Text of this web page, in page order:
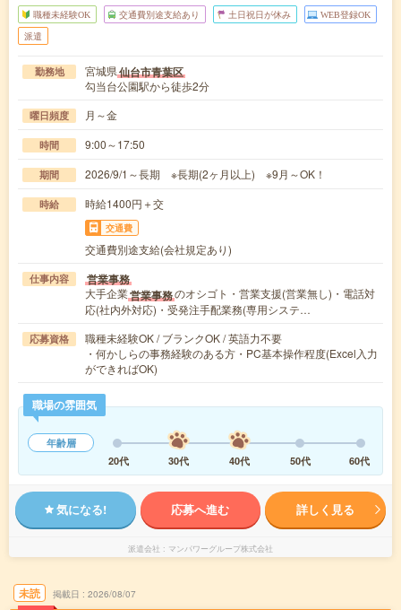
職種未経験OK 交通費別途支給あり 土日祝日が休み WEB登録OK
派遣
勤務地 宮城県仙台市青葉区
勾当台公園駅から徒歩2分
曜日頻度 月～金
時間 9:00～17:50
期間 2026/9/1～長期 ※長期(2ヶ月以上) ※9月～OK！
時給 時給1400円＋交
交通費
交通費別途支給(会社規定あり)
仕事内容 営業事務
大手企業営業事務のオシゴト・営業支援(営業無し)・電話対
応(社内外対応)・受発注手配業務(専用システ…
応募資格
職種未経験OK / ブランクOK / 英語力不要
・何かしらの事務経験のある方・PC基本操作程度(Excel入力
ができればOK)
職場の雰囲気
年齢層
20代
30代 40代 50代 60代
気になる! 応募へ進む 詳しく見る
派遣会社 マンパワーグループ株式会社
未読 掲載日 2026/08/07